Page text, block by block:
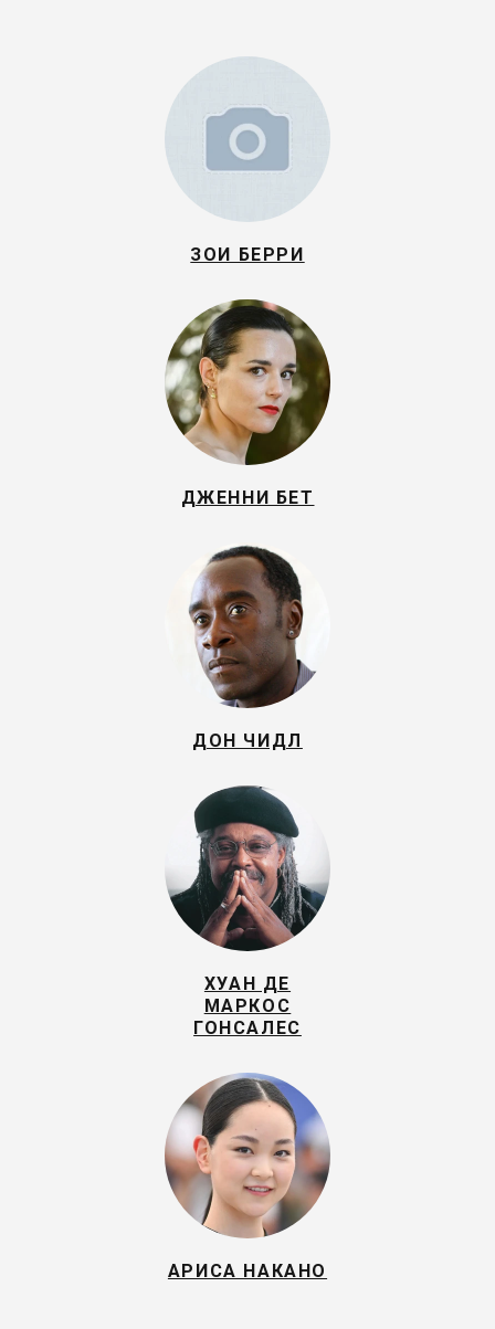
ЗОИ БЕРРИ
ДЖЕННИ БЕТ
ДОН ЧИДЛ
ХУАН ДЕ
МАРКОС
ГОНСАЛЕС
АРИСА НАКАНО